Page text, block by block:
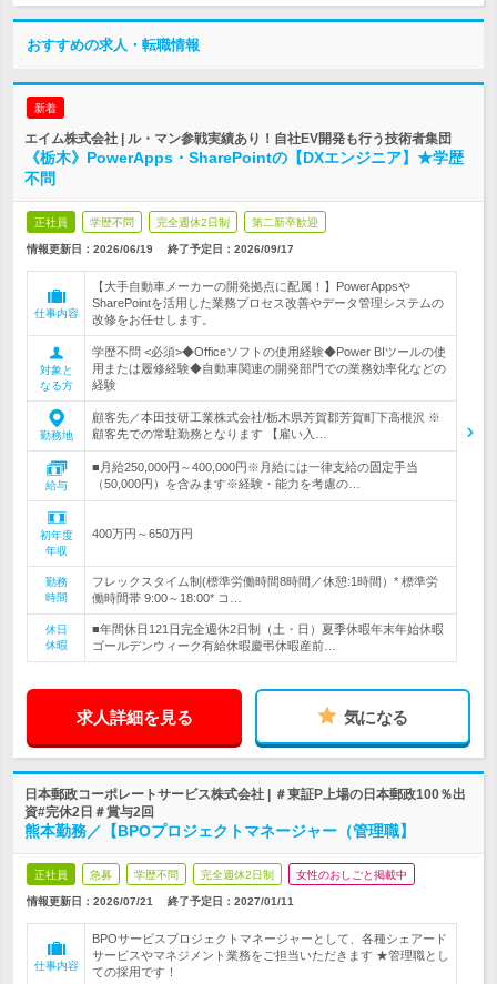
おすすめの求人・転職情報
新着
エイム株式会社 | ル・マン参戦実績あり！自社EV開発も行う技術者集団
《栃木》PowerApps・SharePointの【DXエンジニア】★学歴
不問
正社員 学歴不問 完全週休2日制 第二新卒歓迎
情報更新日：2026/06/19 終了予定日： 2026/09/17
仕事内容
【大手自動車メーカーの開発拠点に配属！】PowerAppsや
SharePointを活用した業務プロセス改善やデータ管理システムの
改修をお任せします。
対象と
なる方
学歴不問 <必須>◆Officeソフトの使用経験◆Power BIツールの使
用または履修経験◆自動車関連の開発部門での業務効率化などの
経験
勤務地
顧客先／本田技研工業株式会社/栃木県芳賀郡芳賀町下高根沢 ※
顧客先での常駐勤務となります 【雇い入…
給与
■月給250,000円～400,000円※月給には一律支給の固定手当
（50,000円）を含みます※経験・能力を考慮の…
初年度
年収
400万円～650万円
勤務
時間
フレックスタイム制(標準労働時間8時間／休憩:1時間）* 標準労
働時間帯 9:00～18:00* コ…
休日
休暇
■年間休日121日完全週休2日制（土・日）夏季休暇年末年始休暇
ゴールデンウィーク有給休暇慶弔休暇産前…
求人詳細を見る 気になる
日本郵政コーポレートサービス株式会社 | ＃東証P上場の日本郵政100％出
資#完休2日＃賞与2回
熊本勤務／【BPOプロジェクトマネージャー（管理職】
正社員 急募 学歴不問 完全週休2日制 女性のおしごと掲載中
情報更新日：2026/07/21 終了予定日： 2027/01/11
仕事内容
BPOサービスプロジェクトマネージャーとして、各種シェアード
サービスやマネジメント業務をご担当いただきます ★管理職とし
ての採用です！